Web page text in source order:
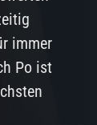
immer
Po ist